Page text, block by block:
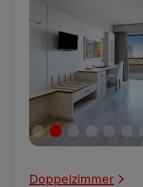
Doppelzimmer